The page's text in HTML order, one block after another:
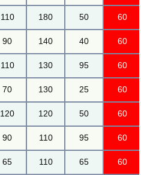
110 180 50 60
90 140 40 60
110 130 95 60
70 130 25 60
120 120 50 60
90 110 95 60
65 110 65 60